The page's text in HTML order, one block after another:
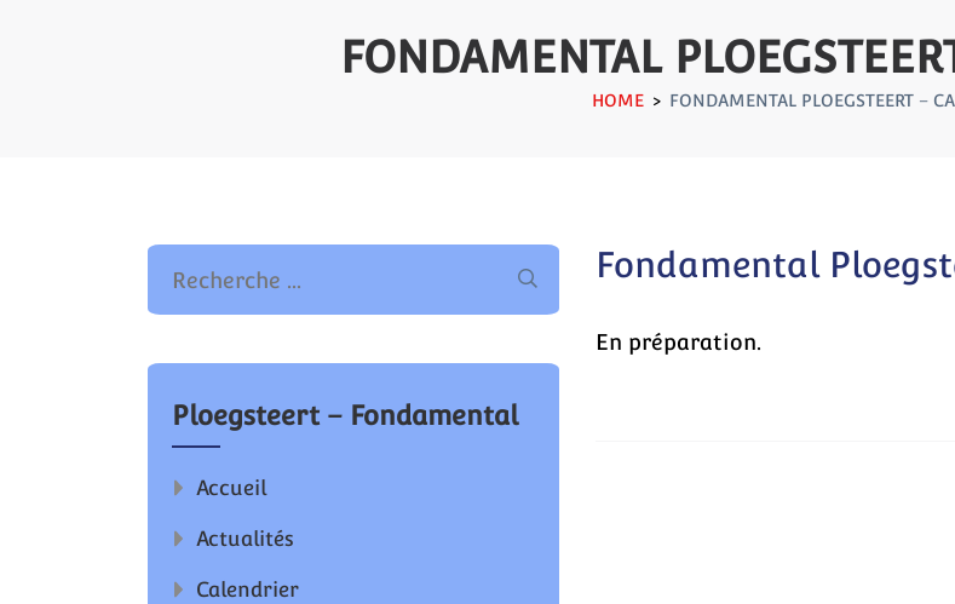
FONDAMENTAL
HOME > FONDAMENTAL PLOEGSTEERT –
Fondamental
En préparation.
Recherche
pour:
Ploegsteert – Fondamental
Accueil
Actualités
Calendrier